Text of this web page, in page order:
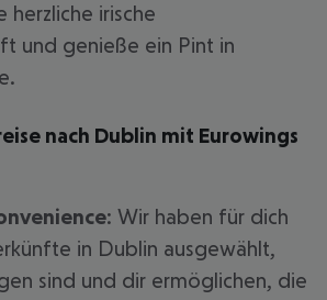
herzliche irische
und genieße ein Pint in
nach Dublin mit Eurowings
: Wir haben für dich
in Dublin ausgewählt,
sind und dir ermöglichen, die